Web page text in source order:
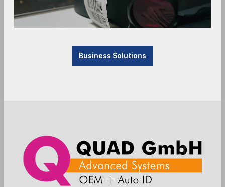
Anmelden
Die Preise werden nach der Aktivierung
Business Solutions